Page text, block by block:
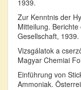
1939.
Zur Kenntnis der
Mitteilung.
Gesellschaft,
Vizsgálatok a
Magyar Chemiai
Einführung von
Ammoniak.